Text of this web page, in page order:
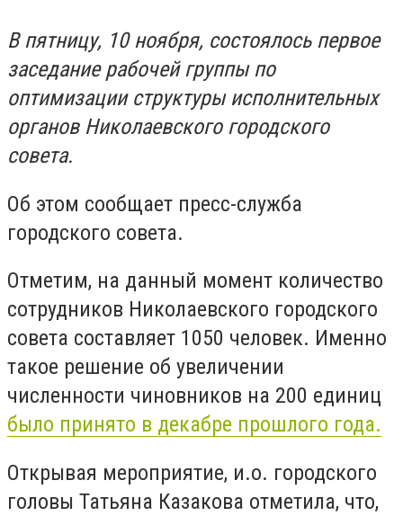
В пятницу, 10 ноября, состоялось первое
заседание рабочей группы по
оптимизации структуры исполнительных
органов Николаевского городского
совета.
Об этом сообщает пресс-служба
городского совета.
Отметим, на данный момент количество
сотрудников Николаевского городского
совета составляет 1050 человек. Именно
такое решение об увеличении
численности чиновников на 200 единиц
было принято в декабре прошлого года.
Открывая мероприятие, и.о. городского
головы Татьяна Казакова отметила, что,